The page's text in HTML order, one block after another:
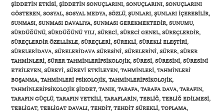
ŞIDDETIN ETKISI, ŞIDDETIN SONUÇLARINI, SONUÇLARINI, SONUÇLARINI
GÖSTEREN, SOSYAL, SOSYAL MEDYA, SÖZLÜ, ŞUNLARI, ŞUNLARI IÇEREBILIR,
SUNMASI, SUNMASI DAVALIYA, SUNMASI GEREKMEKTEDIR, SUNUMU,
SÜRDÜĞÜNÜ, SÜRDÜĞÜNÜ YILI, SÜRECI, SÜRECI GENEL, SÜREÇLERDIR,
SÜREÇLERDIR ÖZELLIKLE, SÜREÇLERI, SÜREKLI, SÜREKLI ELEŞTIRI,
SÜRELERIDAVA, SÜRELERIDAVA SÜRESINI, SÜRELERINI, SÜRER, SÜRER
TAHMINLERI, SÜRER TAHMINLERIPSIKOLOJIK, SÜRESI, SÜRESINI, SÜRESINI
ETKILEYEN, SÜREYI, SÜREYI ETKILEYEN, TAHMINLERI, TAHMINLERI
BOŞANMA, TAHMINLERI PSIKOLOJIK, TAHMINLERIPSIKOLOJIK,
TAHMINLERIPSIKOLOJIK ŞIDDET, TANIK, TARAFA, TARAFA DAVA, TARAFIN,
TARAFIN GÜÇLÜ, TARAFIN YETKILI, TARAFLARIN, TEBLIĞ, TEBLIĞ EDILMESI,
TEBLIGAT, TEBLIGAT DAVALI, TEHDIT, TEHDIT SÜREKLI, TOPLAMA,